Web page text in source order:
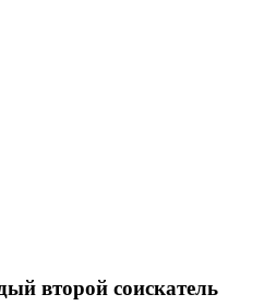
второй соискатель